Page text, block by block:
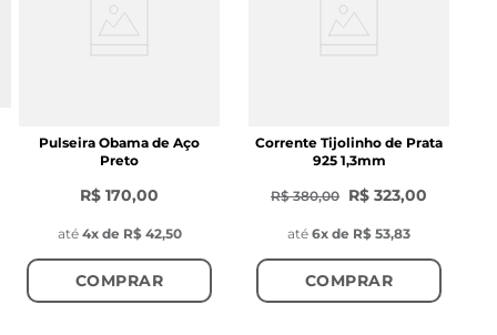
Pulseira Obama de Aço
Preto
R$ 170,00
até 4x de R$ 42,50
COMPRAR
Corrente Tijolinho de Prata
925 1,3mm
R$ 380,00 R$ 323,00
até 6x de R$ 53,83
COMPRAR